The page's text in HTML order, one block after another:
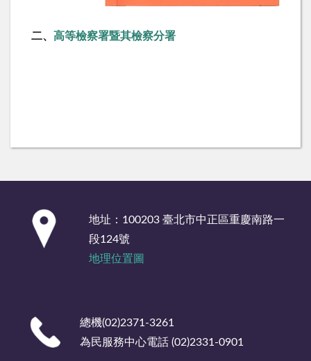
二、 高等檢察署暨其檢察分署
地址：100203 臺北市中正區重慶南路一
段124號
地理位置圖
總機(02)2371-3261
為民服務中心電話 (02)2331-0901